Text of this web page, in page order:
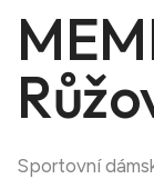
Sportovní